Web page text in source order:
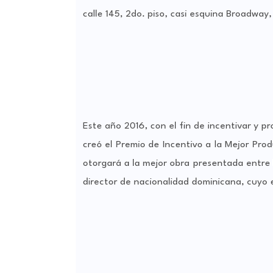
calle 145, 2do. piso, casi esquina
Este año 2016, con el fin de incentivar y
creó el Premio de Incentivo a la Mejor
otorgará a la mejor obra presentada
director de nacionalidad dominicana, cuyo